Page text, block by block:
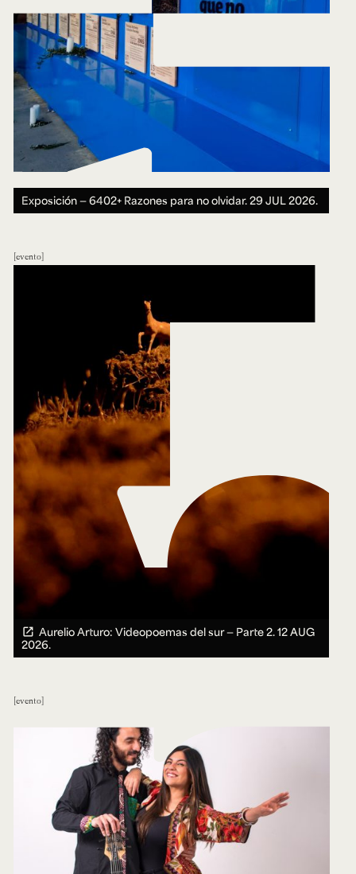
Exposición — 6402+ Razones para no olvidar.29 JUL 2026.
evento
Aurelio Arturo: Videopoemas del sur — Parte 2.12 AUG
2026.
evento